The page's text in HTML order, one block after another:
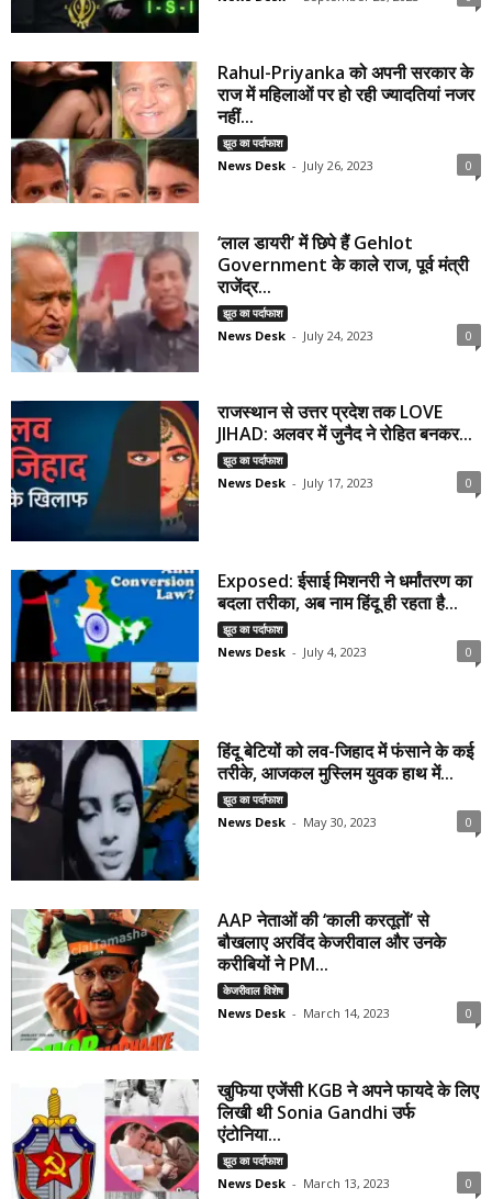
Rahul-Priyanka को अपनी सरकार के
राज में महिलाओं पर हो रही ज्यादतियां नजर
नहीं...
झूठ का पर्दाफाश
News Desk - July 26, 2023 0
‘लाल डायरी’ में छिपे हैं Gehlot
Government के काले राज, पूर्व मंत्री
राजेंद्र...
झूठ का पर्दाफाश
News Desk - July 24, 2023 0
राजस्थान से उत्तर प्रदेश तक LOVE
JIHAD: अलवर में जुनैद ने रोहित बनकर...
झूठ का पर्दाफाश
News Desk - July 17, 2023 0
Exposed: ईसाई मिशनरी ने धर्मांतरण का
बदला तरीका, अब नाम हिंदू ही रहता है...
झूठ का पर्दाफाश
News Desk - July 4, 2023 0
हिंदू बेटियों को लव-जिहाद में फंसाने के कई
तरीके, आजकल मुस्लिम युवक हाथ में...
झूठ का पर्दाफाश
News Desk - May 30, 2023 0
AAP नेताओं की ‘काली करतूतों’ से
बौखलाए अरविंद केजरीवाल और उनके
करीबियों ने PM...
केजरीवाल विशेष
News Desk - March 14, 2023 0
खुफिया एजेंसी KGB ने अपने फायदे के लिए
लिखी थी Sonia Gandhi उर्फ
एंटोनिया...
झूठ का पर्दाफाश
News Desk - March 13, 2023 0